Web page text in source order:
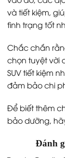
và tiết kiệm,
tình trạng tốt
Chắc chắn
chọn tuyệt vời
SUV tiết kiệm
đảm bảo chi
Để biết thêm
bảo dưỡng,
Đánh